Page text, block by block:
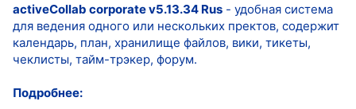
activeCollab corporate v5.13.34 Rus - удобная система
для ведения одного или нескольких пректов, содержит
календарь, план, хранилище файлов, вики, тикеты,
чеклисты, тайм-трэкер, форум.
Подробнее: